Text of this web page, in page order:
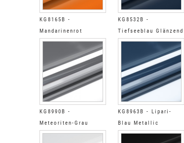
KG8165B -
Mandarinenrot
Glänzend
KG8532B -
Tiefseeblau Glänzend
KG8990B -
Meteoriten-Grau
Metallic Glänzend
KG8963B - Lipari-
Blau Metallic
Glänzend